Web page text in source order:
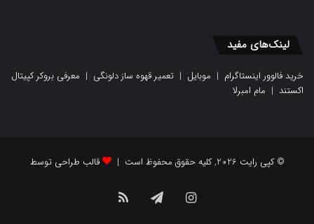
لینک‌های مفید
خرید فالوور اینستاگرام | موبایل | تعمیر قهوه ساز دلونگی | معرفی بروکر کپیتال
اکستند | مام امبرلا
© کپی رایت 2026, کلیه حقوق محفوظ است | قالب طراحی توسط
اینستاگرامتلگرامخوراک